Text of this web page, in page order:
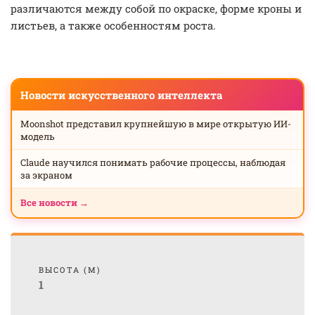
различаются между собой по окраске, форме кроны и
листьев, а также особенностям роста.
Новости искусственного интеллекта
Moonshot представил крупнейшую в мире открытую ИИ-
модель
Claude научился понимать рабочие процессы, наблюдая
за экраном
Все новости →
ВЫСОТА (М)
1